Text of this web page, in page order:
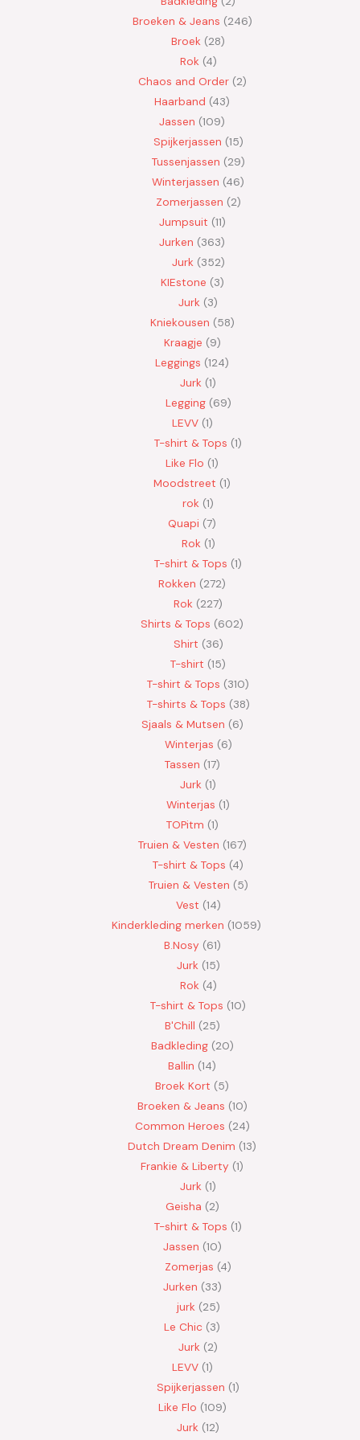
Broeken & Jeans 246
Broek 28
Rok 4
Chaos and Order 2
Haarband 43
Jassen 109
Spijkerjassen 15
Tussenjassen 29
Winterjassen 46
Zomerjassen 2
Jumpsuit 11
Jurken 363
Jurk 352
KIEstone 3
Jurk 3
Kniekousen 58
Kraagje 9
Leggings 124
Jurk 1
Legging 69
LEVV 1
T-shirt & Tops 1
Like Flo 1
Moodstreet 1
rok 1
Quapi 7
Rok 1
T-shirt & Tops 1
Rokken 272
Rok 227
Shirts & Tops 602
Shirt 36
T-shirt 15
T-shirt & Tops 310
T-shirts & Tops 38
Sjaals & Mutsen 6
Winterjas 6
Tassen 17
Jurk 1
Winterjas 1
TOPitm 1
Truien & Vesten 167
T-shirt & Tops 4
Truien & Vesten 5
Vest 14
Kinderkleding merken 1059
B.Nosy 61
Jurk 15
Rok 4
T-shirt & Tops 10
B'Chill 25
Badkleding 20
Ballin 14
Broek Kort 5
Broeken & Jeans 10
Common Heroes 24
Dutch Dream Denim 13
Frankie & Liberty 1
Jurk 1
Geisha 2
T-shirt & Tops 1
Jassen 10
Zomerjas 4
Jurken 33
jurk 25
Le Chic 3
Jurk 2
LEVV 1
Spijkerjassen 1
Like Flo 109
Jurk 12